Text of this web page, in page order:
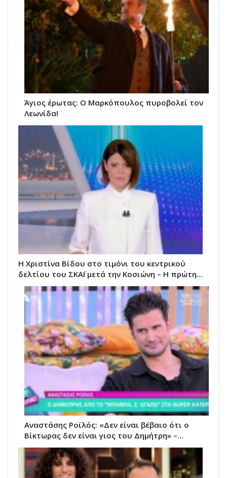
Άγιος έρωτας: Ο Μαρκόπουλος πυροβολεί τον
Λεωνίδα!
Η Χριστίνα Βίδου στο τιμόνι του κεντρικού
δελτίου του ΣΚΑΪ μετά την Κοσιώνη – Η πρώτη…
Αναστάσης Ροϊλός: «Δεν είναι βέβαιο ότι ο
Βίκτωρας δεν είναι γιος του Δημήτρη» –…